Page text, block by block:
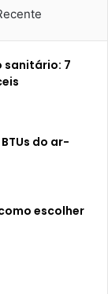
sanitário: 7
do ar-
escolher